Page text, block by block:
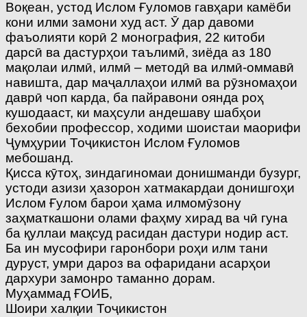
Воқеан, устод Ислом Ғуломов гавҳари камёби
кони илми замони худ аст. Ӯ дар давоми
фаъолияти корӣ 2 монография, 22 китоби
дарсӣ ва дастурҳои таълимӣ, зиёда аз 180
мақолаи илмӣ, илмӣ – методӣ ва илмӣ-оммавӣ
навишта, дар маҷаллаҳои илмӣ ва рӯзномаҳои
даврӣ чоп карда, ба пайравони оянда роҳ
кушодааст, ки маҳсули андешаву шабҳои
бехобии профессор, ходими шоистаи маорифи
Ҷумҳурии Тоҷикистон Ислом Ғуломов
мебошанд.
Қисса кӯтоҳ, зиндагиномаи донишманди бузург,
устоди азизи ҳазорон хатмакардаи донишгоҳи
Ислом Ғулом барои ҳама илмомӯзону
заҳматкашони олами фаҳму хирад ва чӣ гуна
ба қуллаи мақсуд расидан дастури нодир аст.
Ба ин мусофири гаронбори роҳи илм тани
дуруст, умри дароз ва офаридани асарҳои
дархури замонро таманно дорам.
Муҳаммад ҒОИБ,
Шоири халқии Тоҷикистон